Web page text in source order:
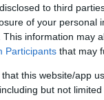
to third
of your personal
This information may
Participants that may
that this website/app
but not
nei
all’Oscar
e Tom